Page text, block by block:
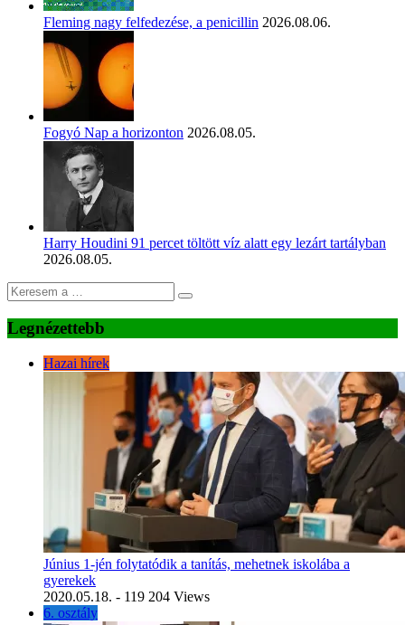
Fleming nagy felfedezése, a penicillin 2026.08.06.
Fogyó Nap a horizonton 2026.08.05.
Harry Houdini 91 percet töltött víz alatt egy lezárt tartályban
2026.08.05.
Legnézettebb
Hazai hírek
Június 1-jén folytatódik a tanítás, mehetnek iskolába a
gyerekek
2020.05.18. - 119 204 Views
6. osztály